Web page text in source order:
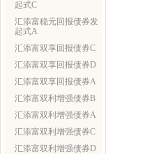
起式C
汇添富稳元回报债券发
起式A
汇添富双享回报债券C
汇添富双享回报债券D
汇添富双享回报债券A
汇添富双利增强债券B
汇添富双利增强债券A
汇添富双利增强债券C
汇添富双利增强债券D